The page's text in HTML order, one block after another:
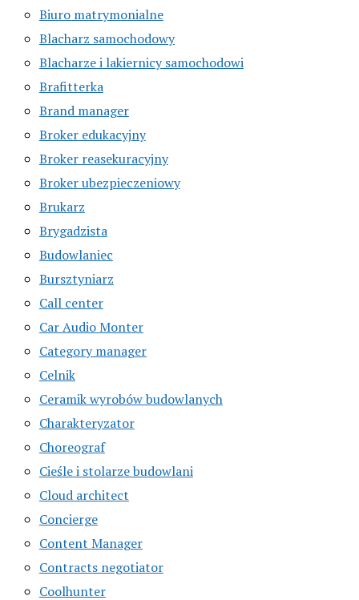
Biuro matrymonialne
Blacharz samochodowy
Blacharze i lakiernicy samochodowi
Brafitterka
Brand manager
Broker edukacyjny
Broker reasekuracyjny
Broker ubezpieczeniowy
Brukarz
Brygadzista
Budowlaniec
Bursztyniarz
Call center
Car Audio Monter
Category manager
Celnik
Ceramik wyrobów budowlanych
Charakteryzator
Choreograf
Cieśle i stolarze budowlani
Cloud architect
Concierge
Content Manager
Contracts negotiator
Coolhunter